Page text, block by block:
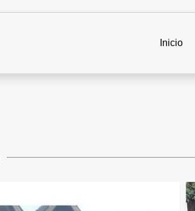
Inicio